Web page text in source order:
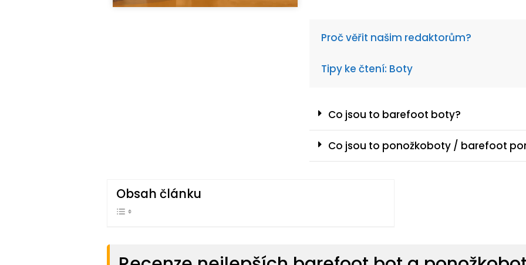
Proč věřit našim redaktorům?
Tipy ke čtení: Boty
Co jsou to barefoot boty?
Co jsou to ponožkoboty / barefoot
Obsah článku